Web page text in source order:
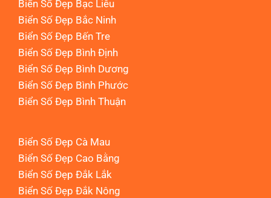
Biển Số Đẹp Bạc Liêu
Biển Số Đẹp Bắc Ninh
Biển Số Đẹp Bến Tre
Biển Số Đẹp Bình Định
Biển Số Đẹp Bình Dương
Biển Số Đẹp Bình Phước
Biển Số Đẹp Bình Thuận
Biển Số Đẹp Cà Mau
Biển Số Đẹp Cao Bằng
Biển Số Đẹp Đắk Lắk
Biển Số Đẹp Đắk Nông